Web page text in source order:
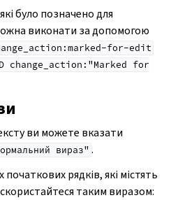
було позначено для
виконати за допомогою
for-edit
change_action:"Marked for
ви можете вказати
вираз" .
рядків, які містять
таким виразом: